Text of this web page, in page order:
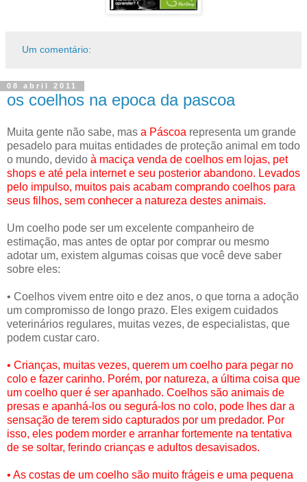
Um comentário:
08 abril 2011
os coelhos na epoca da pascoa
Muita gente não sabe, mas a Páscoa representa um grande
pesadelo para muitas entidades de proteção animal em todo
o mundo, devido à maciça venda de coelhos em lojas, pet
shops e até pela internet e seu posterior abandono. Levados
pelo impulso, muitos pais acabam comprando coelhos para
seus filhos, sem conhecer a natureza destes animais.
Um coelho pode ser um excelente companheiro de
estimação, mas antes de optar por comprar ou mesmo
adotar um, existem algumas coisas que você deve saber
sobre eles:
• Coelhos vivem entre oito e dez anos, o que torna a adoção
um compromisso de longo prazo. Eles exigem cuidados
veterinários regulares, muitas vezes, de especialistas, que
podem custar caro.
• Crianças, muitas vezes, querem um coelho para pegar no
colo e fazer carinho. Porém, por natureza, a última coisa que
um coelho quer é ser apanhado. Coelhos são animais de
presas e apanhá-los ou segurá-los no colo, pode lhes dar a
sensação de terem sido capturados por um predador. Por
isso, eles podem morder e arranhar fortemente na tentativa
de se soltar, ferindo crianças e adultos desavisados.
• As costas de um coelho são muito frágeis e uma pequena